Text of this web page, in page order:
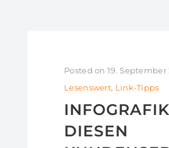
Posted on 19. September
Lesenswert, Link-Tipps
DIESEN